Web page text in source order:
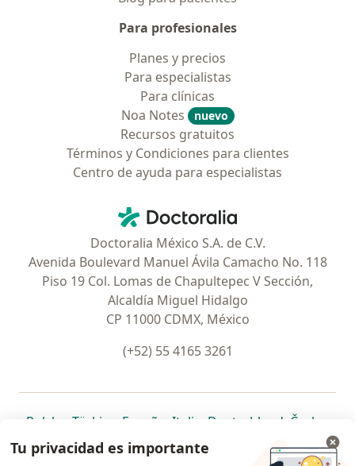
Para profesionales
Planes y precios
Para especialistas
Para clínicas
Noa Notes
nuevo
Recursos gratuitos
Términos y Condiciones para clientes
Centro de ayuda para especialistas
Doctoralia - Página de inicio
Doctoralia México S.A. de C.V.
Avenida Boulevard Manuel Ávila Camacho No. 118
Piso 19 Col. Lomas de Chapultepec V Sección,
Alcaldía Miguel Hidalgo
CP 11000 CDMX, México
(+52) 55 4165 3261
Polska se abre en una nueva pestaña
Türkiye se abre en una nueva pestaña
España se abre en una nueva pestaña
Italia se abre en una nueva
Deutschlandse abre en
Česko
Portugal
se abre en una nueva pestaña
México se abre en una nueva pestaña
Chile se abre en una nueva pestaña
Brasil se abre en una nueva
se abre en
se
se abre en una nueva
Tu privacidad es importante